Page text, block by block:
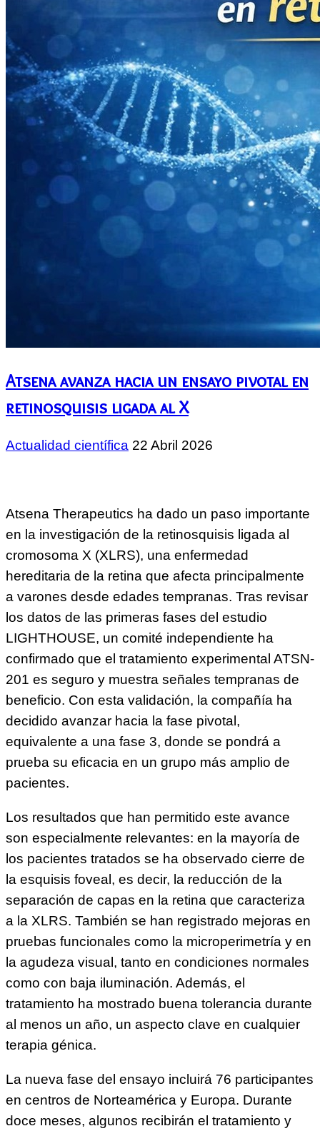
Atsena avanza hacia un ensayo pivotal en
retinosquisis ligada al X
Actualidad científica 22 Abril 2026
Atsena Therapeutics ha dado un paso importante
en la investigación de la retinosquisis ligada al
cromosoma X (XLRS), una enfermedad
hereditaria de la retina que afecta principalmente
a varones desde edades tempranas. Tras revisar
los datos de las primeras fases del estudio
LIGHTHOUSE, un comité independiente ha
confirmado que el tratamiento experimental ATSN-
201 es seguro y muestra señales tempranas de
beneficio. Con esta validación, la compañía ha
decidido avanzar hacia la fase pivotal,
equivalente a una fase 3, donde se pondrá a
prueba su eficacia en un grupo más amplio de
pacientes.
Los resultados que han permitido este avance
son especialmente relevantes: en la mayoría de
los pacientes tratados se ha observado cierre de
la esquisis foveal, es decir, la reducción de la
separación de capas en la retina que caracteriza
a la XLRS. También se han registrado mejoras en
pruebas funcionales como la microperimetría y en
la agudeza visual, tanto en condiciones normales
como con baja iluminación. Además, el
tratamiento ha mostrado buena tolerancia durante
al menos un año, un aspecto clave en cualquier
terapia génica.
La nueva fase del ensayo incluirá 76 participantes
en centros de Norteamérica y Europa. Durante
doce meses, algunos recibirán el tratamiento y